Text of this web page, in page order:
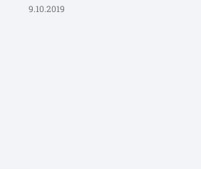
9.10.2019